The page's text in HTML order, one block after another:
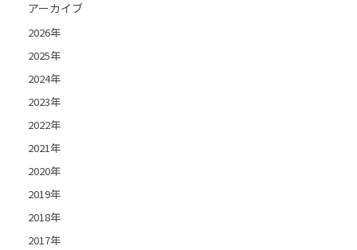
アーカイブ
2026年
2025年
2024年
2023年
2022年
2021年
2020年
2019年
2018年
2017年